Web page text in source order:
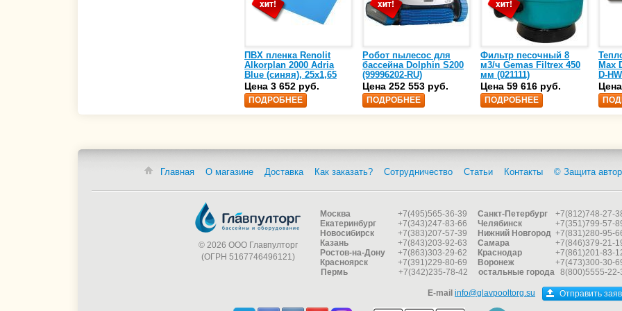
ПВХ пленка Renolit
Alkorplan 2000 Adria
Blue (синяя), 25х1,65
(35216203)
Цена 3 652 руб.
ПОДРОБНЕЕ
Робот пылесос для
бассейна Dolphin S200
(99996202-RU)
Цена 252 553 руб.
ПОДРОБНЕЕ
Фильтр песочный 8
м3/ч Gemas Filtrex 450
мм (021111)
Цена 59 616 руб.
ПОДРОБНЕЕ
Max
D-
25)
Главная О магазине Доставка Как заказать? Сотрудничество Статьи Контакты © Защита
© 2026 ООО Главпулторг
(ОГРН 5167746496121)
Москва +7(495)565-36-39 Санкт-Петербург
+7(812)748-27-
Екатеринбург
+7(343)247-83-66 Челябинск
+7(351)799-57-
Новосибирск
+7(383)207-57-39 Нижний Новгород +7(831)280-95-
Казань
+7(843)203-92-63 Самара
+7(846)379-21-
Ростов-на-Дону
+7(863)303-29-62 Краснодар
+7(861)201-83-
Красноярск
+7(391)229-80-69 Воронеж
+7(473)300-30-
Пермь
+7(342)235-78-42 остальные города 8(800)5555-22-
E-mail info@glavpooltorg.su Отправить